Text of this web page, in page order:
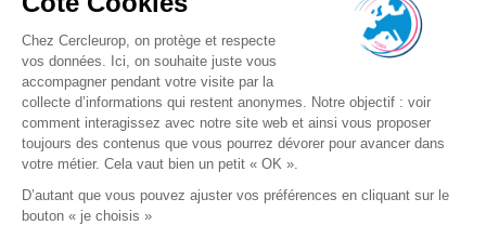
Conditionnement: Vendu à
l'unité
Epaisseur feuillard - mm : 19,
25 et 32
Force de tension - N : 7 000 -
15 000
-